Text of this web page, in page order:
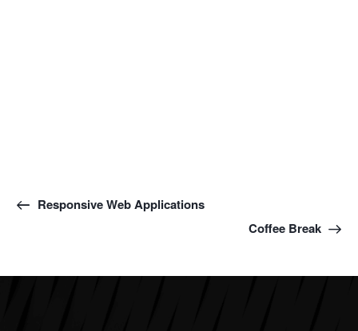
Responsive Web Applications
Coffee Break